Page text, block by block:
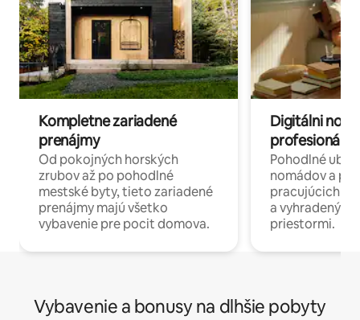
Kompletne zariadené
prenájmy
Od pokojných horských
zrubov až po pohodlné
mestské byty, tieto zariadené
prenájmy majú všetko
vybavenie pre pocit domova.
Digitálni
profesionáli
Pohodlné
nomádov a
pracujúcich
a
priestormi.
Vybavenie a bonusy na dlhšie pobyty